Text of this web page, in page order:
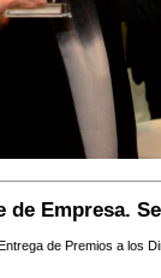
de Empresa.
de Premios a los